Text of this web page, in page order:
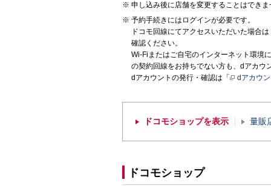
申し込み後に店舗を変更することはできま
予約手続きにはログインが必要です。
ドコモ回線にてアクセスいただいた場合
確認ください。
Wi-Fiまたはご自宅のインターネット環境
の契約回線をお持ちでない方も、dアカウ
dアカウントの発行・確認は「
dアカウ
ドコモショップを表示 量販
ドコモショップ